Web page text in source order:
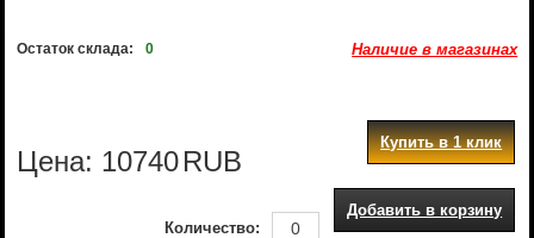
Остаток склада: 0 Наличие в магазинах
Цена: 10740RUB
Купить в 1 клик
Добавить в корзину
Количество: